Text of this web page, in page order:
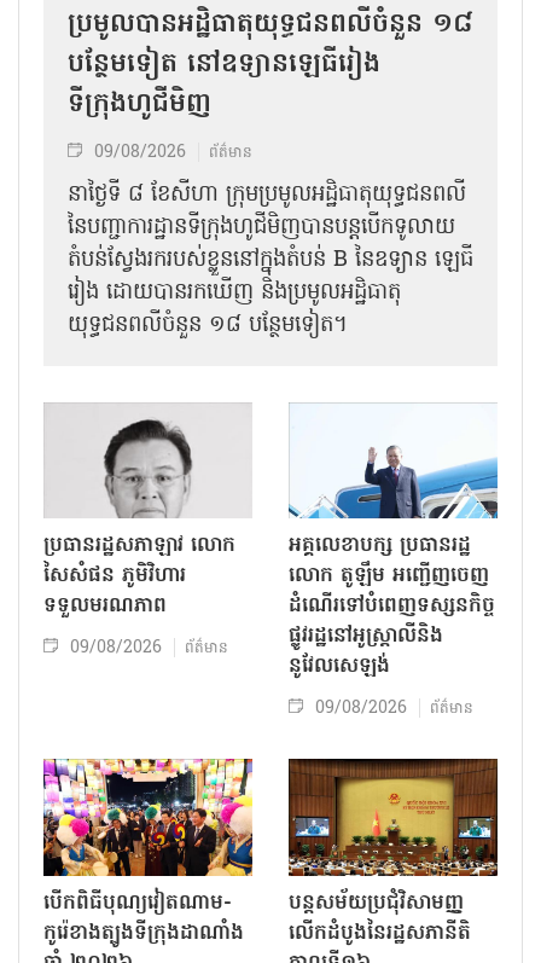
ប្រមូលបានអដ្ឋិធាតុយុទ្ធជនពលីចំនួន ១៨
បន្ថែមទៀត នៅឧទ្យានឡេធីរៀង
ទីក្រុងហូជីមិញ
09/08/2026 ព័ត៌មាន
នាថ្ងៃទី ៨ ខែសីហា ក្រុមប្រមូលអដ្ឋិធាតុយុទ្ធជនពលី
នៃបញ្ជាការដ្ឋានទីក្រុងហូជីមិញបានបន្តបើកទូលាយ
តំបន់ស្វែងរករបស់ខ្លួននៅក្នុងតំបន់ B នៃឧទ្យាន ឡេធី
រៀង ដោយបានរកឃើញ និងប្រមូលអដ្ឋិធាតុ
យុទ្ធជនពលីចំនួន ១៨ បន្ថែមទៀត។
ប្រធានរដ្ឋសភាឡាវ លោក
សៃសំផន ភូមិវិហារ
ទទួលមរណភាព
09/08/2026 ព័ត៌មាន
អគ្គលេខាបក្ស ប្រធានរដ្ឋ
លោក តូឡឹម អញ្ជើញចេញ
ដំណើរទៅបំពេញទស្សនកិច្ច
ផ្លូវរដ្ឋនៅអូស្ត្រាលីនិង
នូវែលសេឡង់
09/08/2026 ព័ត៌មាន
បើកពិធីបុណ្យវៀតណាម-
កូរ៉េខាងត្បូងទីក្រុងដាណាំង
បន្តសម័យប្រជុំវិសាមញ្ញ
លើកដំបូងនៃរដ្ឋសភានីតិ